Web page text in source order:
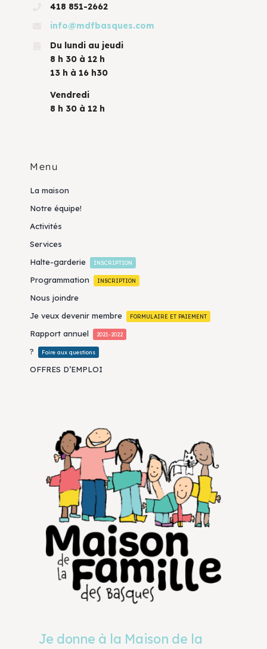
418 851-2662
info@mdfbasques.com
Du lundi au jeudi
8 h 30 à 12 h
13 h à 16 h30
Vendredi
8 h 30 à 12 h
Menu
La maison
Notre équipe!
Activités
Services
Halte-garderie
INSCRIPTION
Programmation INSCRIPTION
Nous joindre
Je veux devenir membre
FORMULAIRE ET PAIEMENT
Rapport annuel 2021-2022
? Foire aux questions
OFFRES D’EMPLOI
Je donne à la Maison de la